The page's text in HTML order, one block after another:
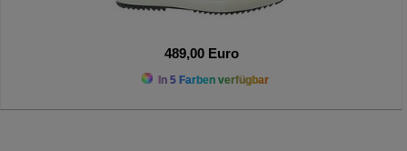
489,00 Euro
In 5 Farben verfügbar